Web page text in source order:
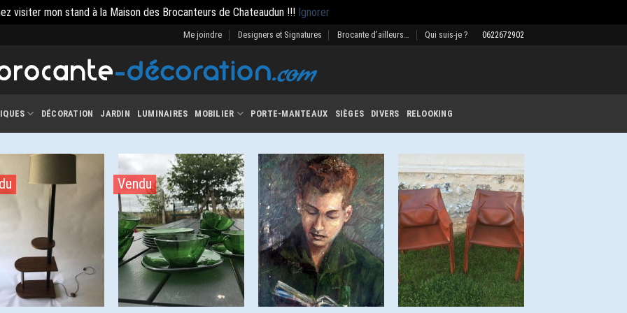
visiter mon stand à la Maison des Brocanteurs de Chateaudun !!! Ignorer
Me joindre Designers et Signatures Brocante d’ailleurs… Qui suis-je ? 0622672902
DÉCORATION JARDIN LUMINAIRES MOBILIER PORTE-MANTEAUX SIÈGES DIVERS RELOOKING
Vendu
Ajouter
à la
wishlist
Ajouter
à la
wishlist
Ajouter
à la
wishlist